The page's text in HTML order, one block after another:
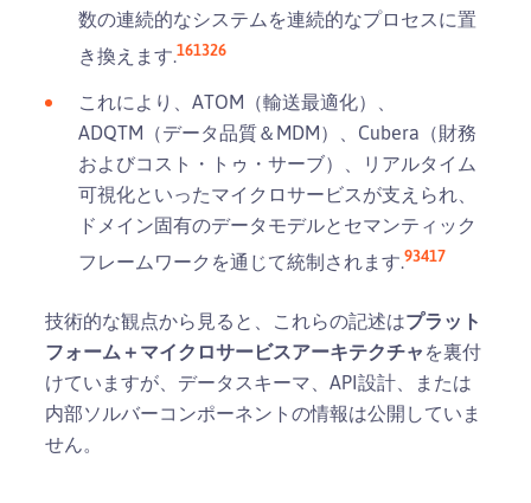
数の連続的なシステムを連続的なプロセスに置
き換えます.161326
これにより、ATOM（輸送最適化）、
ADQTM（データ品質＆MDM）、Cubera（財務
およびコスト・トゥ・サーブ）、リアルタイム
可視化といったマイクロサービスが支えられ、
ドメイン固有のデータモデルとセマンティック
フレームワークを通じて統制されます.93417
技術的な観点から見ると、これらの記述はプラット
フォーム＋マイクロサービスアーキテクチャ を裏付
けていますが、データスキーマ、API設計、または
内部ソルバーコンポーネントの情報は公開していま
せん。